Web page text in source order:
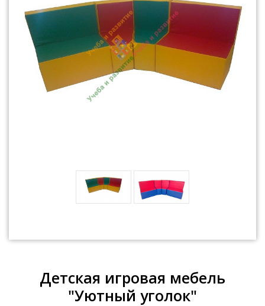
Детская игровая мебель
"Уютный уголок"